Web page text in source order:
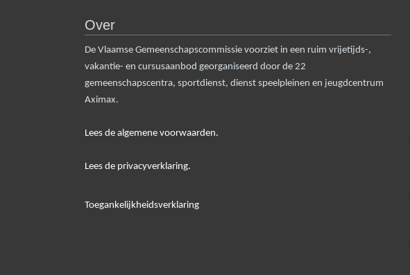
Over
De Vlaamse Gemeenschapscommissie voorziet in een ruim vrijetijds-,
vakantie- en cursusaanbod georganiseerd door de 22
gemeenschapscentra, sportdienst, dienst speelpleinen en jeugdcentrum
Aximax.
Lees de algemene voorwaarden.
Lees de privacyverklaring.
Toegankelijkheidsverklaring